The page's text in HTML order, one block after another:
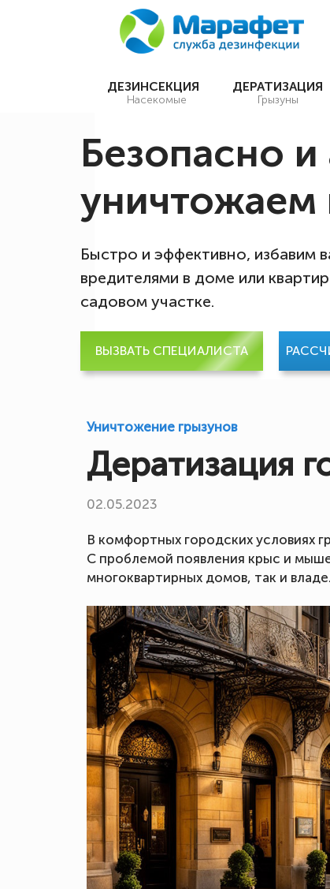
ДЕЗИНСЕКЦИЯ
Насекомые
ДЕРАТИЗАЦИЯ
Грызуны
Безопасно
уничтожаем
Быстро и эффективно, избавим
вредителями в доме или
садовом участке.
ВЫЗВАТЬ СПЕЦИАЛИСТА
Уничтожение грызунов
Дератизация
02.05.2023
В комфортных городских условиях
С проблемой появления крыс и
многоквартирных домов, так и